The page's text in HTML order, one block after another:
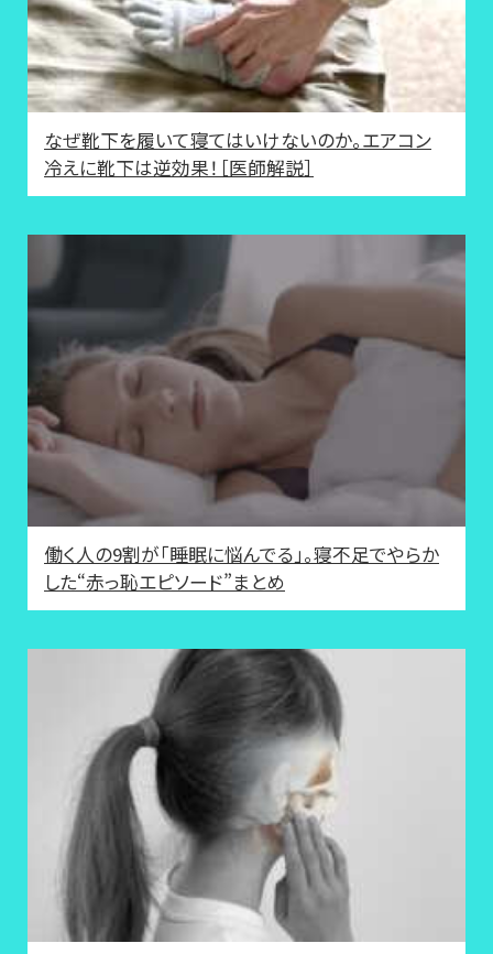
なぜ靴下を履いて寝てはいけないのか。エアコン
冷えに靴下は逆効果！［医師解説］
働く人の9割が「睡眠に悩んでる」。寝不足でやらか
した“赤っ恥エピソード”まとめ